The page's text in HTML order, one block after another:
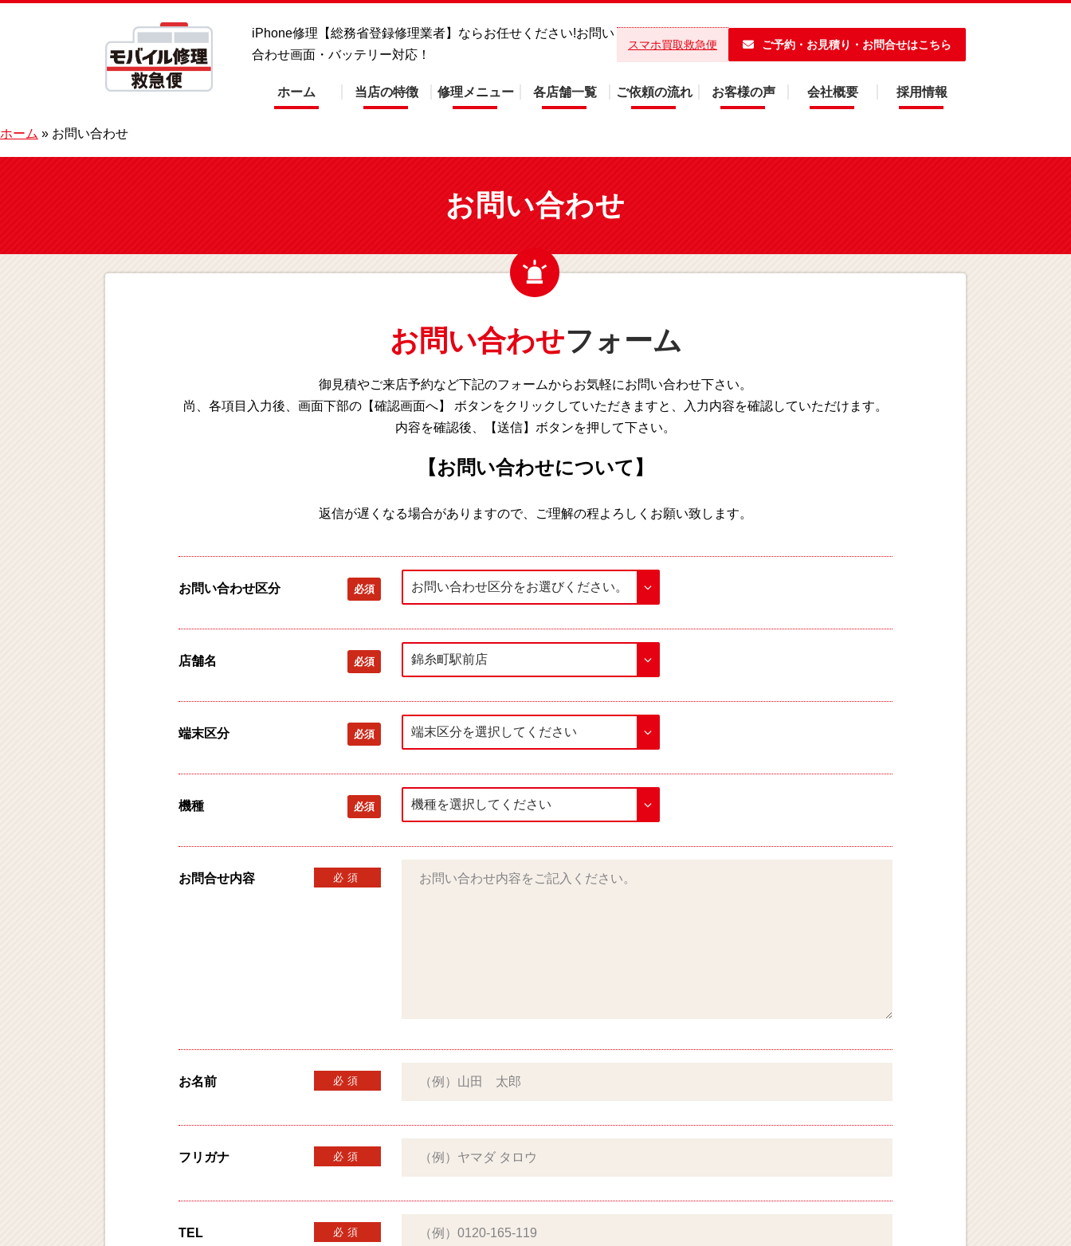
iPhone修理【総務省登録修理業者】ならお任せください!お問い
合わせ画面・バッテリー対応！
スマホ買取救急便 ご予約・お見積り・お問合せはこちら
ホーム 当店の特徴 修理メニュー 各店舗一覧 ご依頼の流れ お客様の声 会社概要 採用情報
ホーム » お問い合わせ
お問い合わせ
お問い合わせフォーム
御見積やご来店予約など下記のフォームからお気軽にお問い合わせ下さい。
尚、各項目入力後、画面下部の【確認画面へ】 ボタンをクリックしていただきますと、入力内容を確認していただけます。
内容を確認後、【送信】ボタンを押して下さい。
【お問い合わせについて】
返信が遅くなる場合がありますので、ご理解の程よろしくお願い致します。
お問い合わせ区分 必須
店舗名 必須
端末区分 必須
機種 必須
お問合せ内容 必須
お名前 必須
フリガナ 必須
TEL 必須